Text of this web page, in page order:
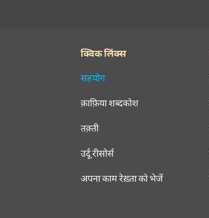
क्विक लिंक्स
सहयोग
क़ाफ़िया शब्दकोश
तक़्ती
उर्दू रीसोर्स
अपना काम रेख़्ता को भेजें